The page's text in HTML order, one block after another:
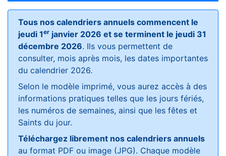
Tous nos calendriers annuels commencent le
jeudi 1er janvier 2026 et se terminent le jeudi 31
décembre 2026. Ils vous permettent de
consulter, mois après mois, les dates importantes
du calendrier 2026.
Selon le modèle imprimé, vous aurez accès à des
informations pratiques telles que les jours fériés,
les numéros de semaines, ainsi que les fêtes et
Saints du jour.
Téléchargez librement nos calendriers annuels
au format PDF ou image (JPG). Chaque modèle